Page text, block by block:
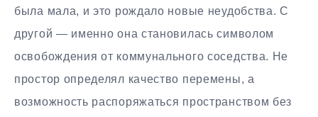
была мала, и это рождало новые неудобства. С
другой — именно она становилась символом
освобождения от коммунального соседства. Не
простор определял качество перемены, а
возможность распоряжаться пространством без